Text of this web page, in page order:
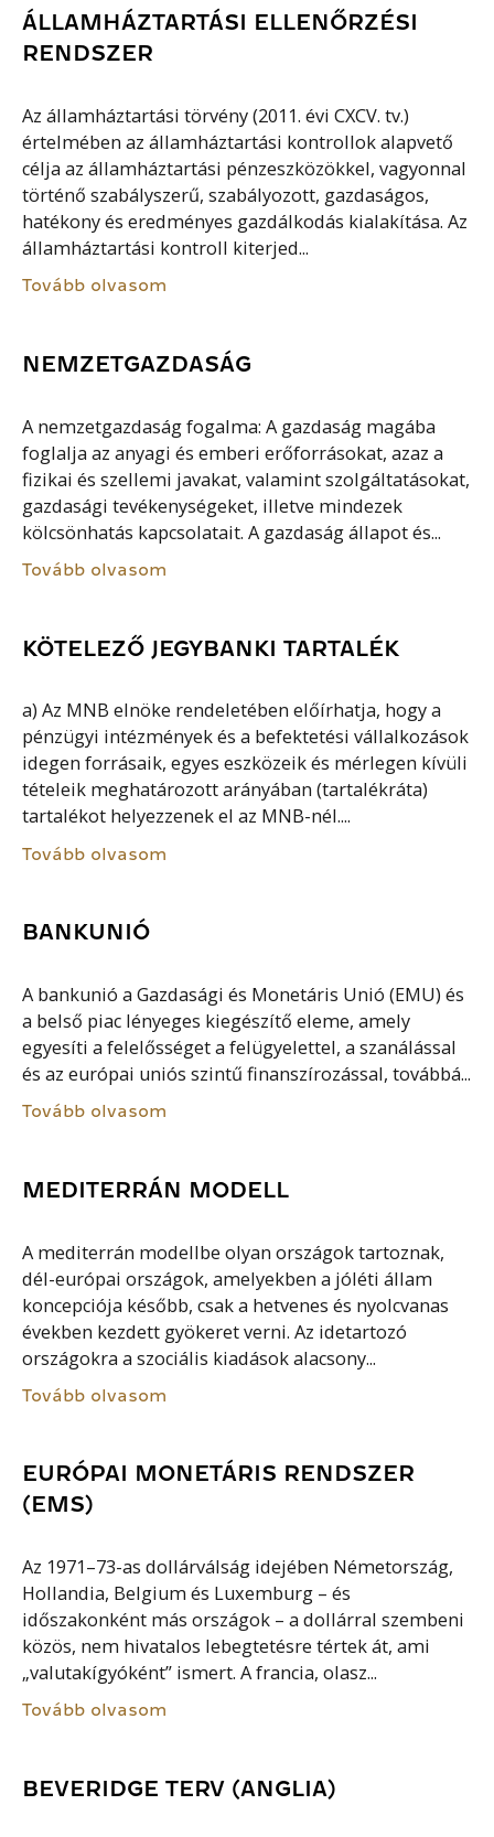
ÁLLAMHÁZTARTÁSI ELLENŐRZÉSI
RENDSZER
Az államháztartási törvény (2011. évi CXCV. tv.)
értelmében az államháztartási kontrollok alapvető
célja az államháztartási pénzeszközökkel, vagyonnal
történő szabályszerű, szabályozott, gazdaságos,
hatékony és eredményes gazdálkodás kialakítása. Az
államháztartási kontroll kiterjed...
Tovább olvasom
NEMZETGAZDASÁG
A nemzetgazdaság fogalma: A gazdaság magába
foglalja az anyagi és emberi erőforrásokat, azaz a
fizikai és szellemi javakat, valamint szolgáltatásokat,
gazdasági tevékenységeket, illetve mindezek
kölcsönhatás kapcsolatait. A gazdaság állapot és...
Tovább olvasom
KÖTELEZŐ JEGYBANKI TARTALÉK
a) Az MNB elnöke rendeletében előírhatja, hogy a
pénzügyi intézmények és a befektetési vállalkozások
idegen forrásaik, egyes eszközeik és mérlegen kívüli
tételeik meghatározott arányában (tartalékráta)
tartalékot helyezzenek el az MNB-nél....
Tovább olvasom
BANKUNIÓ
A bankunió a Gazdasági és Monetáris Unió (EMU) és
a belső piac lényeges kiegészítő eleme, amely
egyesíti a felelősséget a felügyelettel, a szanálással
és az európai uniós szintű finanszírozással, továbbá...
Tovább olvasom
MEDITERRÁN MODELL
A mediterrán modellbe olyan országok tartoznak,
dél-európai országok, amelyekben a jóléti állam
koncepciója később, csak a hetvenes és nyolcvanas
években kezdett gyökeret verni. Az idetartozó
országokra a szociális kiadások alacsony...
Tovább olvasom
EURÓPAI MONETÁRIS RENDSZER
(EMS)
Az 1971–73-as dollárválság idejében Németország,
Hollandia, Belgium és Luxemburg – és
időszakonként más országok – a dollárral szembeni
közös, nem hivatalos lebegtetésre tértek át, ami
„valutakígyóként” ismert. A francia, olasz...
Tovább olvasom
BEVERIDGE TERV (ANGLIA)